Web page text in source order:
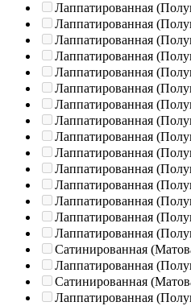
Лаппатированная
Лаппатированная
Лаппатированная
Лаппатированная
Лаппатированная
Лаппатированная
Лаппатированная
Лаппатированная
Лаппатированная
Лаппатированная
Лаппатированная
Лаппатированная
Лаппатированная
Лаппатированная
Лаппатированная
Сатинированная
Лаппатированная
Сатинированная
Лаппатированная